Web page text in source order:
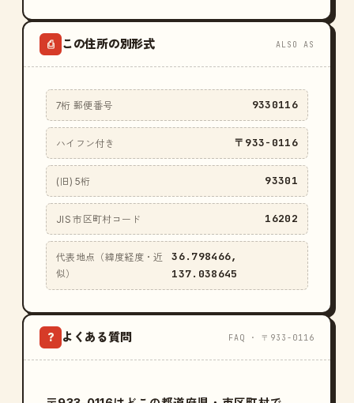
⎙ この住所の別形式 ALSO AS
7桁 郵便番号 9330116
ハイフン付き 〒933-0116
(旧) 5桁 93301
JIS 市区町村コード 16202
代表地点（緯度経度・近
似）
36.798466,
137.038645
? よくある質問 FAQ · 〒933-0116